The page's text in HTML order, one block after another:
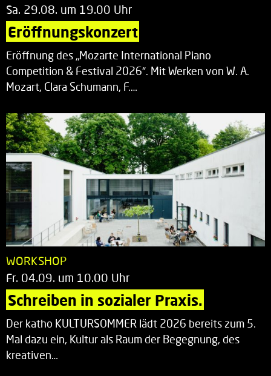
Sa. 29.08. um 19.00 Uhr
Eröffnungskonzert
Eröffnung des „Mozarte International Piano
Competition & Festival 2026“. Mit Werken von W. A.
Mozart, Clara Schumann, F.…
WORKSHOP
Fr. 04.09. um 10.00 Uhr
Schreiben in sozialer Praxis.
Der katho KULTURSOMMER lädt 2026 bereits zum 5.
Mal dazu ein, Kultur als Raum der Begegnung, des
kreativen…